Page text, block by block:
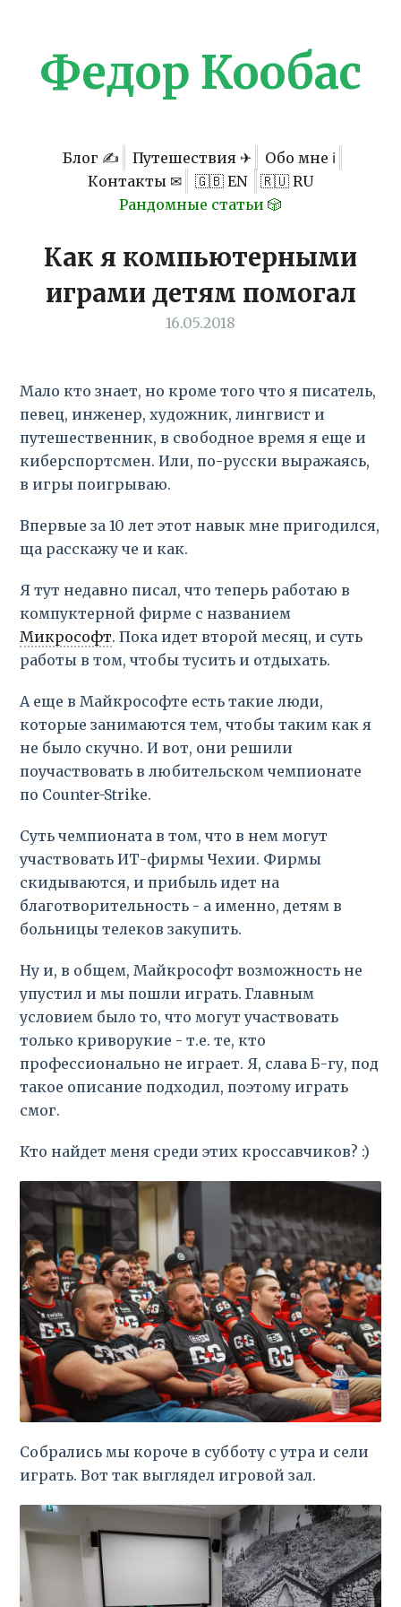
Федор Кообас
Блог ✍ Путешествия ✈
Обо мне ℹ
Контакты ✉
🇬🇧 EN
🇷🇺 RU
Рандомные статьи 🎲
Как я компьютерными
играми детям помогал
16.05.2018
Мало кто знает, но кроме того что я писатель,
певец, инженер, художник, лингвист и
путешественник, в свободное время я еще и
киберспортсмен. Или, по-русски выражаясь,
в игры поигрываю.
Впервые за 10 лет этот навык мне пригодился,
ща расскажу че и как.
Я тут недавно писал, что теперь работаю в
компуктерной фирме с названием
Микрософт. Пока идет второй месяц, и суть
работы в том, чтобы тусить и отдыхать.
А еще в Майкрософте есть такие люди,
которые занимаются тем, чтобы таким как я
не было скучно. И вот, они решили
поучаствовать в любительском чемпионате
по Counter-Strike.
Суть чемпионата в том, что в нем могут
участвовать ИТ-фирмы Чехии. Фирмы
скидываются, и прибыль идет на
благотворительность - а именно, детям в
больницы телеков закупить.
Ну и, в общем, Майкрософт возможность не
упустил и мы пошли играть. Главным
условием было то, что могут участвовать
только криворукие - т.е. те, кто
профессионально не играет. Я, слава Б-гу, под
такое описание подходил, поэтому играть
смог.
Кто найдет меня среди этих кроссавчиков? :)
Собрались мы короче в субботу с утра и сели
играть. Вот так выглядел игровой зал.